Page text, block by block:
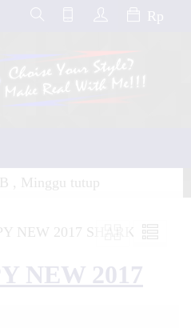
Rp
, Minggu tutup
NEW 2017 SHARK"
NEW 2017